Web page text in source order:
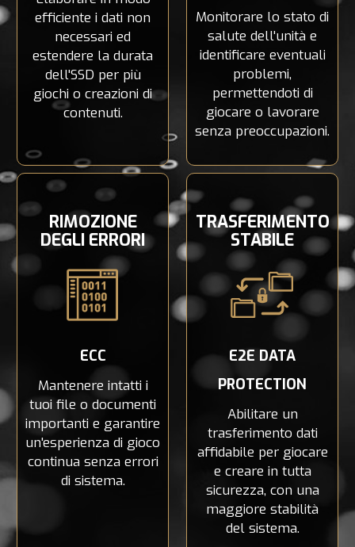
efficiente i dati non
necessari ed
estendere la durata
dell'SSD per più
giochi o creazioni di
contenuti.
Monitorare lo stato di
salute dell'unità e
identificare eventuali
problemi,
permettendoti di
giocare o lavorare
senza preoccupazioni.
RIMOZIONE
DEGLI ERRORI
ECC
Mantenere intatti i
tuoi file o documenti
importanti e garantire
un'esperienza di gioco
continua senza errori
di sistema.
TRASFERIMENTO
STABILE
E2E DATA
PROTECTION
Abilitare un
trasferimento dati
affidabile per giocare
e creare in tutta
sicurezza, con una
maggiore stabilità
del sistema.